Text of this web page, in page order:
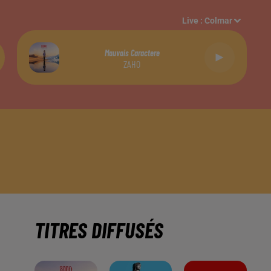
Live :Colmar
Mauvais Caractere
ZAHO
TITRES DIFFUSÉS